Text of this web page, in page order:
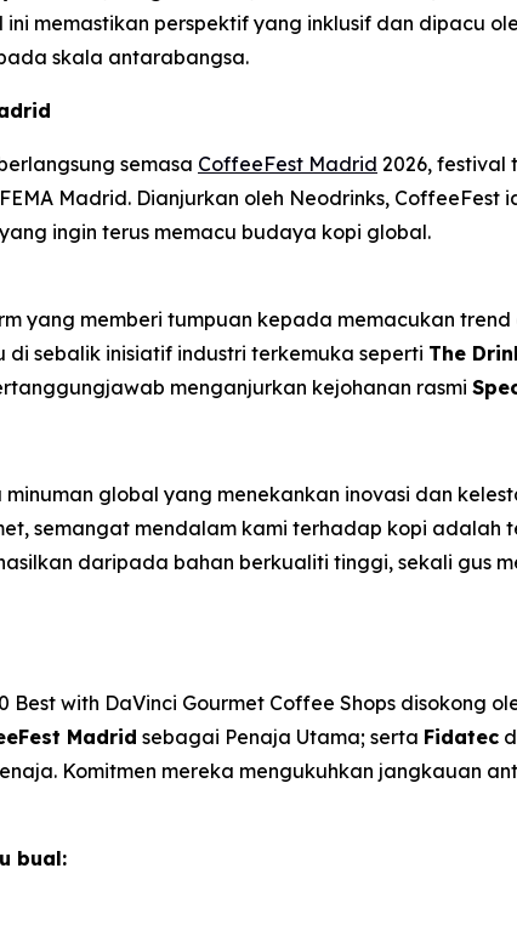
memastikan perspektif yang inklusif dan dipacu
skala antarabangsa.
semasa CoffeeFest Madrid 2026, festival
Madrid. Dianjurkan oleh Neodrinks,
ingin terus memacu budaya kopi global.
yang memberi tumpuan kepada memacukan
di sebalik inisiatif industri terkemuka seperti The
menganjurkan kejohanan rasmi
global yang menekankan inovasi dan
semangat mendalam kami terhadap kopi
daripada bahan berkualiti tinggi, sekali gus
Best with DaVinci Gourmet Coffee Shops disokong
Madrid sebagai Penaja Utama; serta Fidatec
Komitmen mereka mengukuhkan jangkauan
bual: